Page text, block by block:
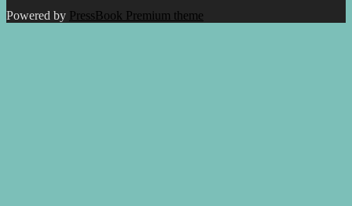
Powered by PressBook Premium theme